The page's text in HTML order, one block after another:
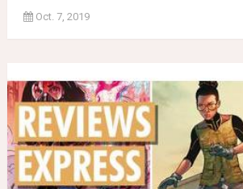
Oct. 7, 2019